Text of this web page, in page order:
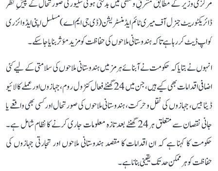
مرکزی وزیر کے مطابق مشرقِ وسطیٰ میں بدلتی ہوئی سکیورٹی صورتحال کے پیشِ نظر
ڈائریکٹوریٹ جنرل آف میری ٹائم ایڈمنسٹریشن (ڈی جی ایم اے) مسلسل اپنی ایڈوائزری
کو اپ ڈیٹ کر رہا ہے تاکہ ہندوستانی ملاحوں کی حفاظت کو مزید مؤثر بنایا جا سکے۔
انہوں نے بتایا کہ حکومت نے آبنائے ہرمز میں ہندوستانی ملاحوں کی سلامتی کے لیے کئی
اضافی اقدامات بھی کیے ہیں، جن میں 24 گھنٹے فعال کنٹرول روم، جہازوں اور عملے کا لائیو
ڈیٹا بیس، جہازوں کی نقل و حرکت، ہندوستانی ملاحوں کی صورتحال اور کسی بھی واقعے یا
جانی نقصان سے متعلق ہر 24 گھنٹے بعد تازہ معلومات جاری کرنے کا نظام شامل ہے۔
حکومت کا کہنا ہے کہ ان اقدامات کا مقصد ہندوستانی ملاحوں اور تجارتی جہازوں کی
حفاظت کو ہر ممکن حد تک یقینی بنانا ہے۔